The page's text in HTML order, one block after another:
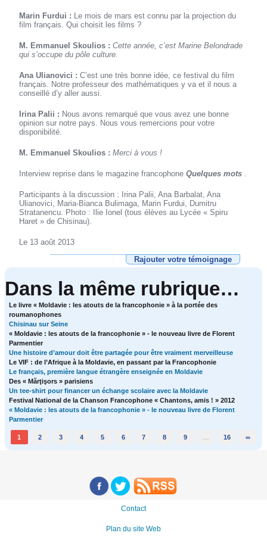
Marin Furdui : Le mois de mars est connu par la projection du
film français. Qui choisit les films ?
M. Emmanuel Skoulios : Cette année, c’est Marine Belondrade
qui s’occupe du pôle culture.
Ana Ulianovici : C’est une très bonne idée, ce festival du film
français. Notre professeur des mathématiques y va et il nous a
conseillé d’y aller aussi.
Irina Palii : Nous avons remarqué que vous avez une bonne
opinion sur notre pays. Nous vous remercions pour votre
disponibilité.
M. Emmanuel Skoulios : Merci à vous !
Interview reprise dans le magazine francophoneQuelques mots
Participants à la discussion : Irina Palii, Ana Barbalat, Ana
Ulianovici, Maria-Bianca Bulimaga, Marin Furdui, Dumitru
Stratanencu. Photo : Ilie Ionel (tous élèves au Lycée « Spiru
Haret » de Chisinau).
Le 13 août 2013
Rajouter votre témoignage
Dans la même rubrique…
Le livre « Moldavie : les atouts de la francophonie » à la portée des
roumanophones
Chisinau sur Seine
« Moldavie : les atouts de la francophonie » - le nouveau livre de Florent
Parmentier
Une histoire d’amour doit être partagée pour être vraiment merveilleuse
Le VIF : de l’Afrique à la Moldavie, en passant par la Francophonie
Le français, première langue étrangère enseignée en Moldavie
Des « Mărţişors » parisiens
Un tee-shirt pour financer un échange scolaire avec la Moldavie
Festival National de la Chanson Francophone « Chantons, amis ! » 2012
« Moldavie : les atouts de la francophonie » - le nouveau livre de Florent
Parmentier
1 2 3 4 5 6 7 8 9 16 ∞
Contact
Plan du site Web